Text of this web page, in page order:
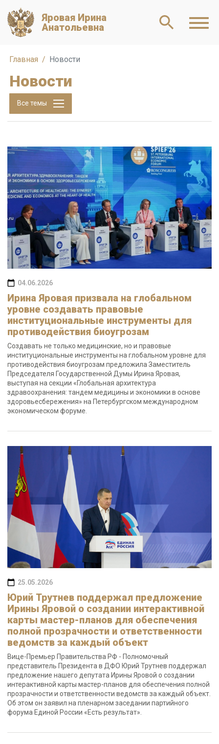
Яровая Ирина
Анатольевна
Главная Новости
Новости
Все темы
04.06.2026
Ирина Яровая призвала на глобальном
уровне создавать правовые
институциональные инструменты для
противодействия биоугрозам
Создавать не только медицинские, но и правовые
институциональные инструменты на глобальном уровне для
противодействия биоугрозам предложила Заместитель
Председателя Государственной Думы Ирина Яровая,
выступая на секции «Глобальная архитектура
здравоохранения: тандем медицины и экономики в основе
здоровьесбережения» на Петербургском международном
экономическом форуме.
25.05.2026
Юрий Трутнев поддержал предложение
Ирины Яровой о создании интерактивной
карты мастер-планов для обеспечения
полной прозрачности и ответственности
ведомств за каждый объект
Вице-Премьер Правительства РФ - Полномочный
представитель Президента в ДФО Юрий Трутнев поддержал
предложение нашего депутата Ирины Яровой о создании
интерактивной карты мастер-планов для обеспечения полной
прозрачности и ответственности ведомств за каждый объект.
Об этом он заявил на пленарном заседании партийного
форума Единой России «Есть результат».